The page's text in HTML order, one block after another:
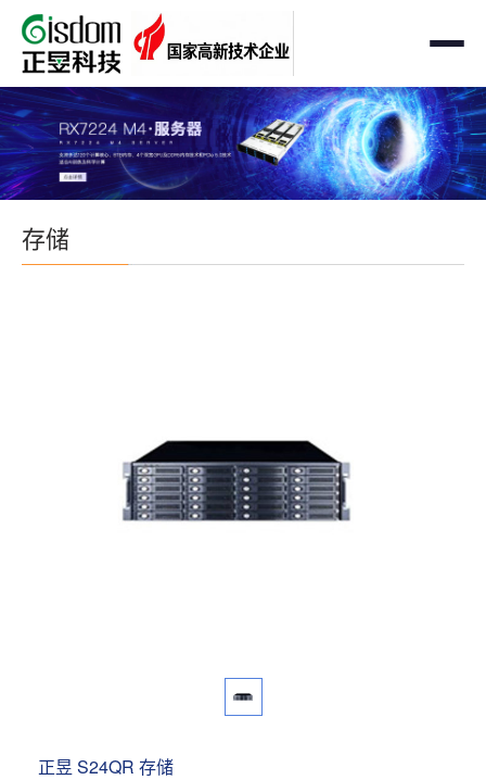
首页
工作站
AMD企业级工作站
便携一体式工作站
多屏工作站
服务器
多路服务器
高频应用服务器
存储
品牌定制化
定制化分类
存储
正昱 S24QR 存储